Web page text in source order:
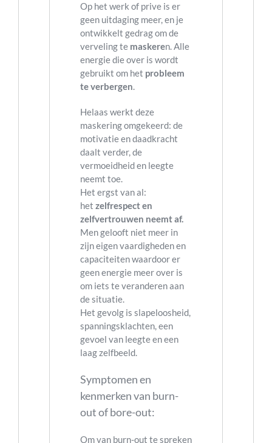
Op het werk of prive is er
geen uitdaging meer, en je
ontwikkelt gedrag om de
verveling te maskeren. Alle
energie die over is wordt
gebruikt om het probleem
te verbergen.
Helaas werkt deze
maskering omgekeerd: de
motivatie en daadkracht
daalt verder, de
vermoeidheid en leegte
neemt toe.
Het ergst van al:
het zelfrespect en
zelfvertrouwen neemt af.
Men gelooft niet meer in
zijn eigen vaardigheden en
capaciteiten waardoor er
geen energie meer over is
om iets te veranderen aan
de situatie.
Het gevolg is slapeloosheid,
spanningsklachten, een
gevoel van leegte en een
laag zelfbeeld.
Symptomen en
kenmerken van burn-
out of bore-out:
Om van burn-out te spreken